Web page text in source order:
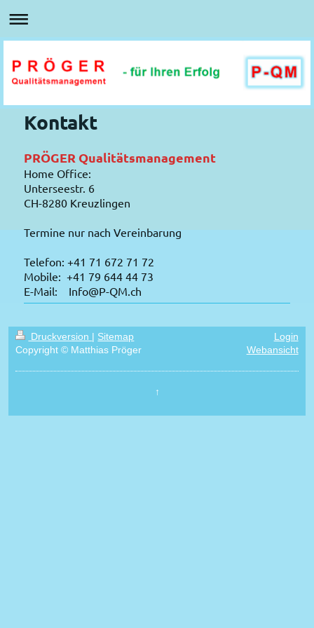
Kontakt
PRÖGER Qualitätsmanagement
Home Office:
Unterseestr. 6
CH-8280 Kreuzlingen
Termine nur nach Vereinbarung
Telefon: +41 71 672 71 72
Mobile: +41 79 644 44 73
E-Mail: Info@P-QM.ch
Druckversion | Sitemap
Copyright © Matthias Pröger
Login
Webansicht
↑